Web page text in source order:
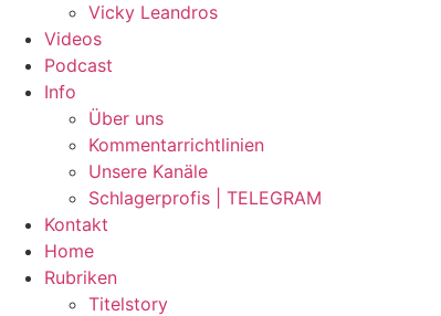
Vicky Leandros
Videos
Podcast
Info
Über uns
Kommentarrichtlinien
Unsere Kanäle
Schlagerprofis | TELEGRAM
Kontakt
Home
Rubriken
Titelstory